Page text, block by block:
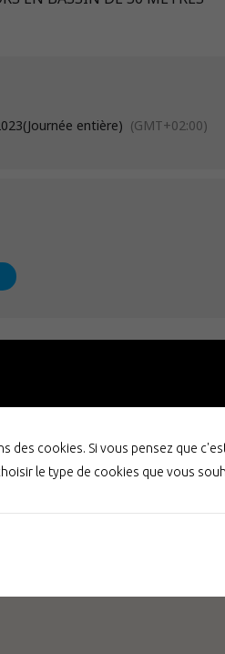
(Journée entière) (GMT+02:00)
des cookies. Si vous pensez que
le type de cookies que vous